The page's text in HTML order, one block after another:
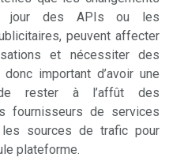
jour des APIs ou les
peuvent affecter
et nécessiter des
important d’avoir une
de rester à l’affût des
fournisseurs de services
sources de trafic pour
plateforme.